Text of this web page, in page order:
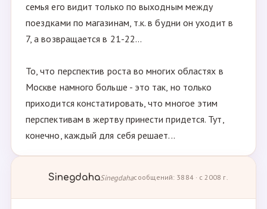
семья его видит только по выходным между
поездками по магазинам, т.к. в будни он уходит в
7, а возвращается в 21-22...
То, что перспектив роста во многих областях в
Москве намного больше - это так, но только
приходится констатировать, что многое этим
перспективам в жертву принести придется. Тут,
конечно, каждый для себя решает...
SinegdahaSinegdahaсообщений: 3884 · с 2008 г.